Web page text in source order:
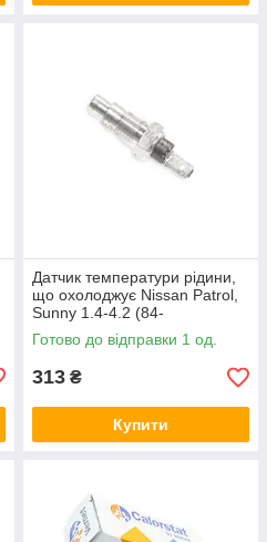
Датчик температури рідини,
що охолоджує Nissan Patrol,
Sunny 1.4-4.2 (84-
00) VERNET
Готово до відправки 1 од.
313 ₴
Купити